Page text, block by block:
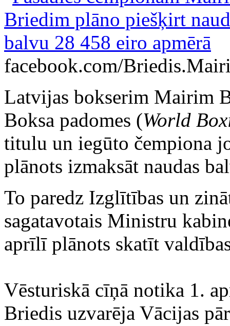
facebook.com/
Latvijas bokserim Mairim
Boksa padomes (World
titulu un iegūto čempiona
plānots izmaksāt naudas
To paredz Izglītības un
sagatavotais Ministru
aprīlī plānots skatīt
Vēsturiskā cīņā notika 1.
Briedis uzvarēja Vācijas